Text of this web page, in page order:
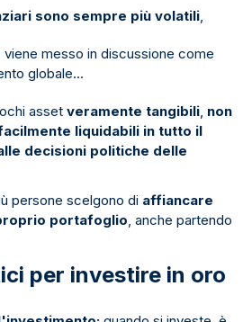
sono sempre più volatili,
viene messo in discussione come
globale...
asset veramente tangibili, non
liquidabili in tutto il
decisioni politiche delle
persone scelgono di affiancare
portafoglio, anche partendo
per investire in oro